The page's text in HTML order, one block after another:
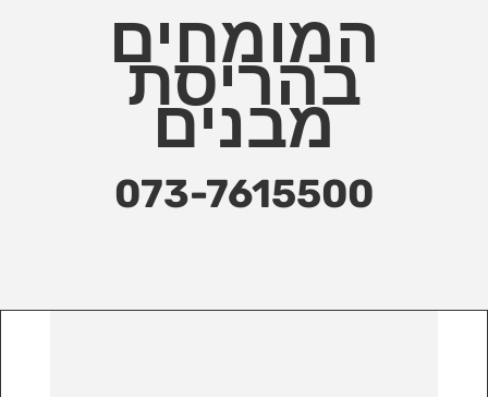
המומחים
בהריסת
מבנים
073-7615500